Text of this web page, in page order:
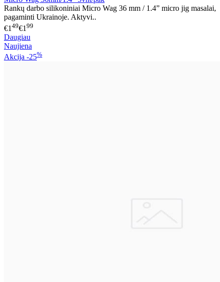
Rankų darbo silikoniniai Micro Wag 36 mm / 1.4” micro jig masalai,
pagaminti Ukrainoje. Aktyvi..
€1 49€1 99
Daugiau
Naujiena
Akcija -25%